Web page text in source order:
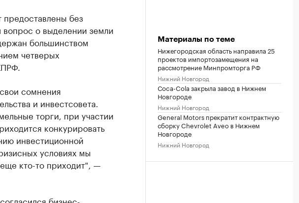
предоставлены без
о выделении земли
большинством
четверых
сомнения
и инвестсовета.
торги, при участии
конкурировать
инвестиционной
условиях мы
кто-то приходит", —
Материалы по теме
Нижегородская область направила 25
проектов импортозамещения на
рассмотрение Минпромторга РФ
Нижний Новгород
Сoca-Cola закрыла завод в Нижнем
Новгороде
Нижний Новгород
General Motors прекратит контрактную
сборку Chevrolet Aveo в Нижнем
Новгороде
Нижний Новгород